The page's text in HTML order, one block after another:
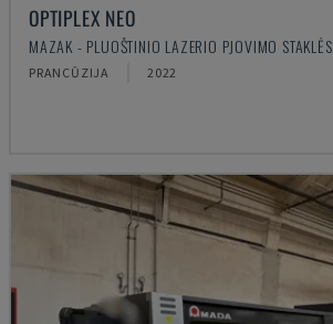
OPTIPLEX NEO
MAZAK - PLUOŠTINIO LAZERIO PJOVIMO STAKLĖS
PRANCŪZIJA 2022